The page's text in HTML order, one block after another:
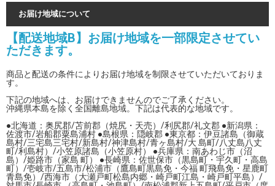
お届け地域について
【配送地域B】お届け地域を一部限定させてい
ただきます。
商品と配送の条件によりお届け地域を制限させていただいておりま
す。
下記の地域へは、お届けできませんのでご了承ください。
沖縄県本島を除く全国離島地域。下記は代表的な地域です。
●北海道：奥尻郡/苫前郡（焼尻・天売）/利尻郡/礼文郡 ●新潟県：
佐渡市/岩船郡粟島浦村 ●島根県：隠岐郡 ●東京都：伊豆諸島（御蔵
島村/三宅島三宅村/新島村/神津島村/青ヶ島村/大 島町/八丈島八丈
町/利島村）/小笠原諸島（小笠原村） ●兵庫県：南あわじ市（沼
島）/姫路市（家島 町） ●長崎県：佐世保市（黒島町・宇久町・高島
町）/壱岐市/五島市/松浦市（鷹島町黒島免・今福 町飛島免・星鹿町
青島免）/西海市（大瀬戸町松島内郷・崎戸町江島・崎戸町平島）/